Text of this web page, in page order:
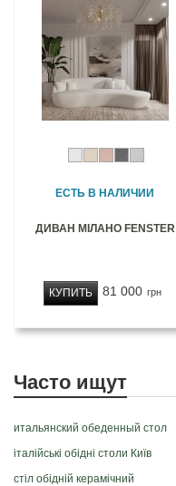
ЕСТЬ В НАЛИЧИИ
ДИВАН МІЛАНО FENSTER
81 000 грн
КУПИТЬ
Часто ищут
итальянский обеденный стол
італійські обідні столи Київ
стіл обідній керамічний